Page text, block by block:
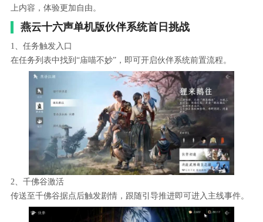
上内容，体验更加自由。
燕云十六声单机版伙伴系统首日挑战
1、任务触发入口
在任务列表中找到“庙喵不妙”，即可开启伙伴系统前置流程。
2、千佛谷激活
传送至千佛谷据点后触发剧情，跟随引导推进即可进入主线事件。